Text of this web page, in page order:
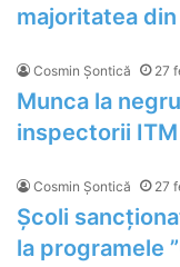
majoritatea din
Cosmin Șontică 27
Munca la
inspectorii ITM
Cosmin Șontică 27
Școli
la programele